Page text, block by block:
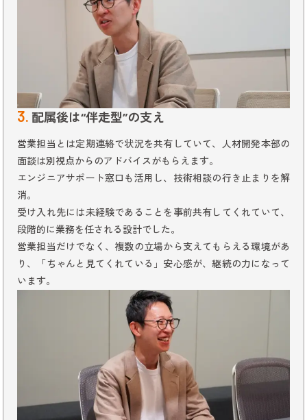
3. 配属後は“伴走型”の支え
営業担当とは定期連絡で状況を共有していて、人材開発本部の
面談は別視点からのアドバイスがもらえます。
エンジニアサポート窓口も活用し、技術相談の行き止まりを解
消。
受け入れ先には未経験であることを事前共有してくれていて、
段階的に業務を任される設計でした。
営業担当だけでなく、複数の立場から支えてもらえる環境があ
り、「ちゃんと見てくれている」安心感が、継続の力になって
います。